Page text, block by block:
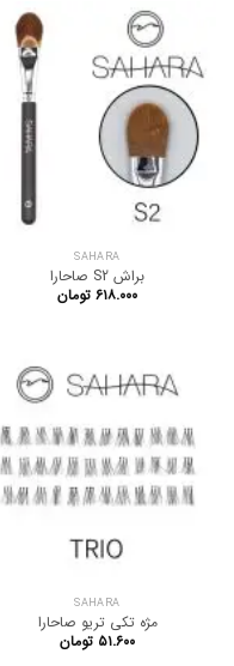
SAHARA
براش S2 صاحارا
۶۱۸.۰۰۰ تومان
SAHARA
مژه تکی تریو صاحارا
۵۱.۶۰۰ تومان